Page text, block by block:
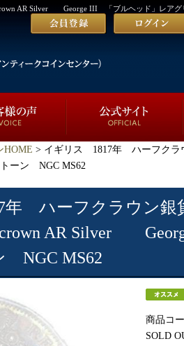
AR Silver George III 「ブルヘッド」レアグ
HOME > イギリス 1817年 ハーフク
ーン NGC MS62
年 ハーフクラウン
AR Silver
NGC MS62
商品コー
SOLD